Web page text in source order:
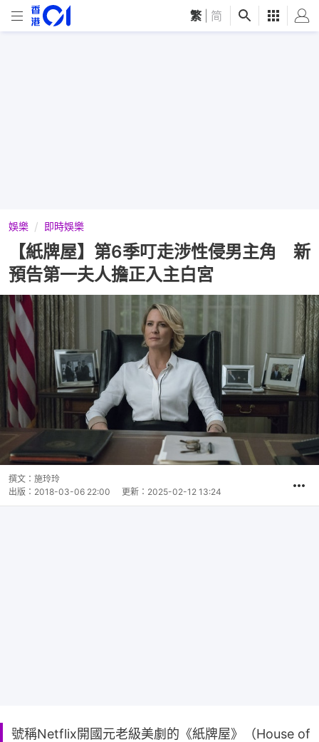
繁 简
娛樂 即時娛樂
【紙牌屋】第6季叮走涉性侵男主角 新
預告第一夫人擔正入主白宮
撰文： 施玲玲
出版： 2018-03-06 22:00 更新： 2025-02-12 13:24
號稱Netflix開國元老級美劇的《紙牌屋》（House of